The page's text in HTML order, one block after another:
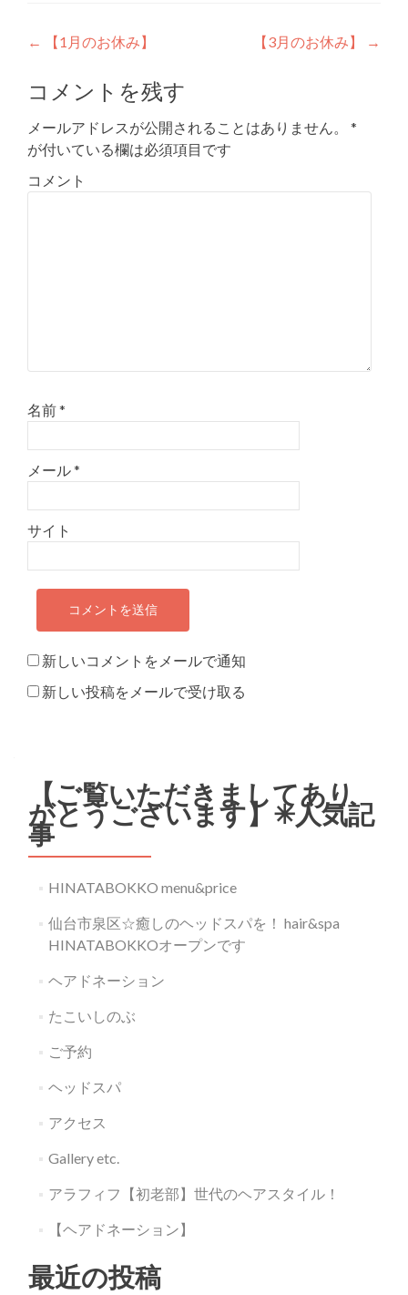
投稿ナビゲーション
← 【1月のお休み】 【3月のお休み】 →
コメントを残す
メールアドレスが公開されることはありません。
*
が付いている欄は必須項目です
コメント
名前*
メール*
サイト
新しいコメントをメールで通知
新しい投稿をメールで受け取る
【ご覧いただきましてあり
がとうございます】✳︎人気記
事
HINATABOKKO menu&price
仙台市泉区☆癒しのヘッドスパを！ hair&spa
HINATABOKKOオープンです
ヘアドネーション
たこいしのぶ
ご予約
ヘッドスパ
アクセス
Gallery etc.
アラフィフ【初老部】世代のヘアスタイル！
【ヘアドネーション】
最近の投稿